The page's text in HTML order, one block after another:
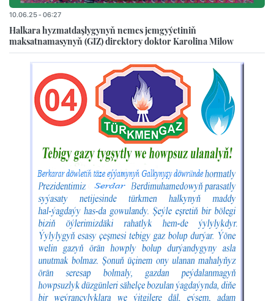
10.06.25 - 06:27
Halkara hyzmatdaşlygynyň nemes jemgyýetiniň
maksatnamasynyň (GIZ) direktory doktor Karolina Milow